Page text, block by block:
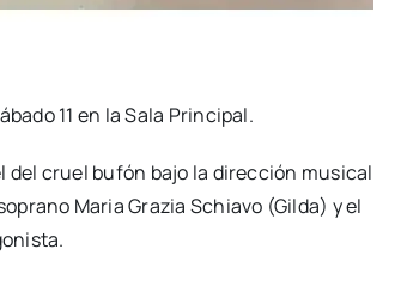
11 en la Sala Prin­ci­pal.
del cruel bufón bajo la direc­ción musi­cal
Maria Gra­zia Schia­vo (Gil­da) y el